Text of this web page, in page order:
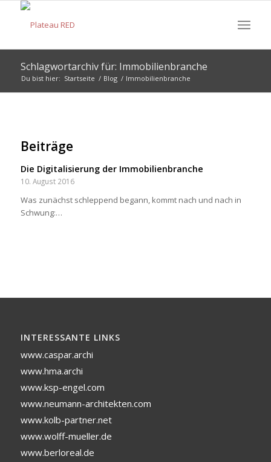
Schlagwortarchiv für: Immobilienbranche
Du bist hier: Startseite / Blog / Immobilienbranche
Beiträge
Die Digitalisierung der Immobilienbranche
10. August 2016
Was zunächst schleppend begann, kommt nach und nach in
Schwung:…
INTERESSANTE LINKS
www.caspar.archi
www.hma.archi
www.ksp-engel.com
www.neumann-architekten.com
www.kolb-partner.net
www.wolff-mueller.de
www.berloreal.de